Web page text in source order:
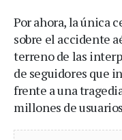
Por ahora, la única
sobre el accidente
terreno de las
de seguidores que
frente a una
millones de